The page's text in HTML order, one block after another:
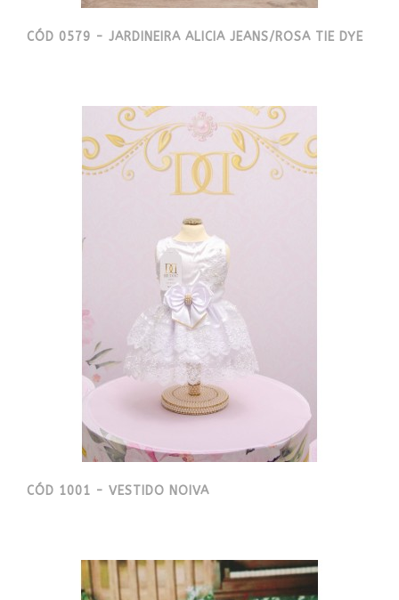
CÓD 0579 - JARDINEIRA ALICIA JEANS/ROSA TIE DYE
CÓD 1001 - VESTIDO NOIVA